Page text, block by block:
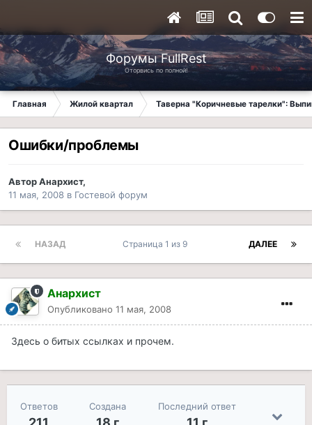
Форумы FullRest
Оторвись по полной!
Главная Жилой квартал Таверна "Коричневые тарелки":
Ошибки/проблемы
АвторАнархист,
11 мая, 2008 в Гостевой форум
НАЗАД ДАЛЕЕ
Страница 1 из 9
Анархист
Опубликовано 11 мая, 2008
Здесь о битых ссылках и прочем.
Ответов Создана Последний ответ